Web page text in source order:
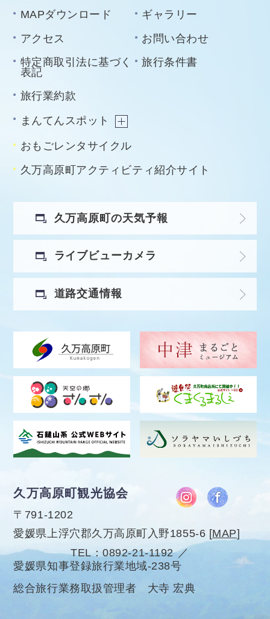
MAPダウンロード
ギャラリー
アクセス
お問い合わせ
特定商取引法に基づく
表記
旅行条件書
旅行業約款
まんてんスポット
おもごレンタサイクル
久万高原町アクティビティ紹介サイト
久万高原町の天気予報
ライブビューカメラ
道路交通情報
久万高原町観光協会
〒791-1202
愛媛県上浮穴郡久万高原町入野1855-6 [MAP]
TEL
0892-21-1192
愛媛県知事登録旅行業地域-238号
総合旅行業務取扱管理者 大寺 宏典